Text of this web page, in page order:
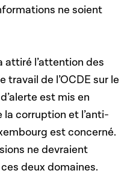
ne soient
attiré l’attention des
de l’OCDE sur le
est mis en
corruption et l’anti-
est concerné.
ne devraient
deux domaines.